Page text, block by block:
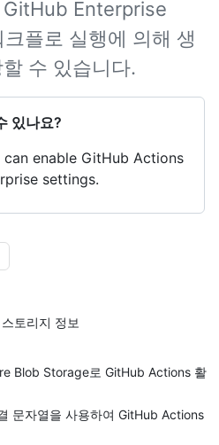
GitHub Enterprise
플로 실행에 의해 생
수 있습니다.
있나요?
enable GitHub Actions
settings.
토리지 정보
Blob Storage로 GitHub Actions 활
문자열을 사용하여 GitHub Actions